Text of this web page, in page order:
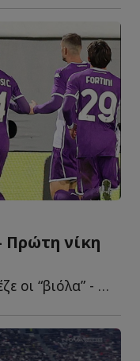
Πρώτη νίκη
Με 5-1 σάρωσαν την Ουντινέζε οι “βιόλα” - Διπλό στο 94...